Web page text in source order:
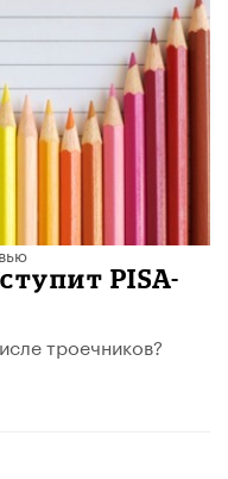
PISA-
троечников?